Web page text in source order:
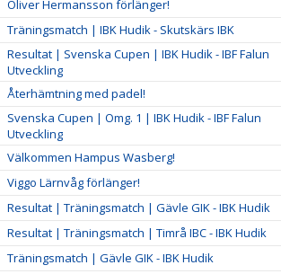
Oliver Hermansson förlänger!
Träningsmatch | IBK Hudik - Skutskärs IBK
Resultat | Svenska Cupen | IBK Hudik - IBF Falun
Utveckling
Återhämtning med padel!
Svenska Cupen | Omg. 1 | IBK Hudik - IBF Falun
Utveckling
Välkommen Hampus Wasberg!
Viggo Lärnvåg förlänger!
Resultat | Träningsmatch | Gävle GIK - IBK Hudik
Resultat | Träningsmatch | Timrå IBC - IBK Hudik
Träningsmatch | Gävle GIK - IBK Hudik